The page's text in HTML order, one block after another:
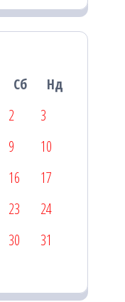
Сб
Нд
2
3
9
10
16
17
23
24
30
31